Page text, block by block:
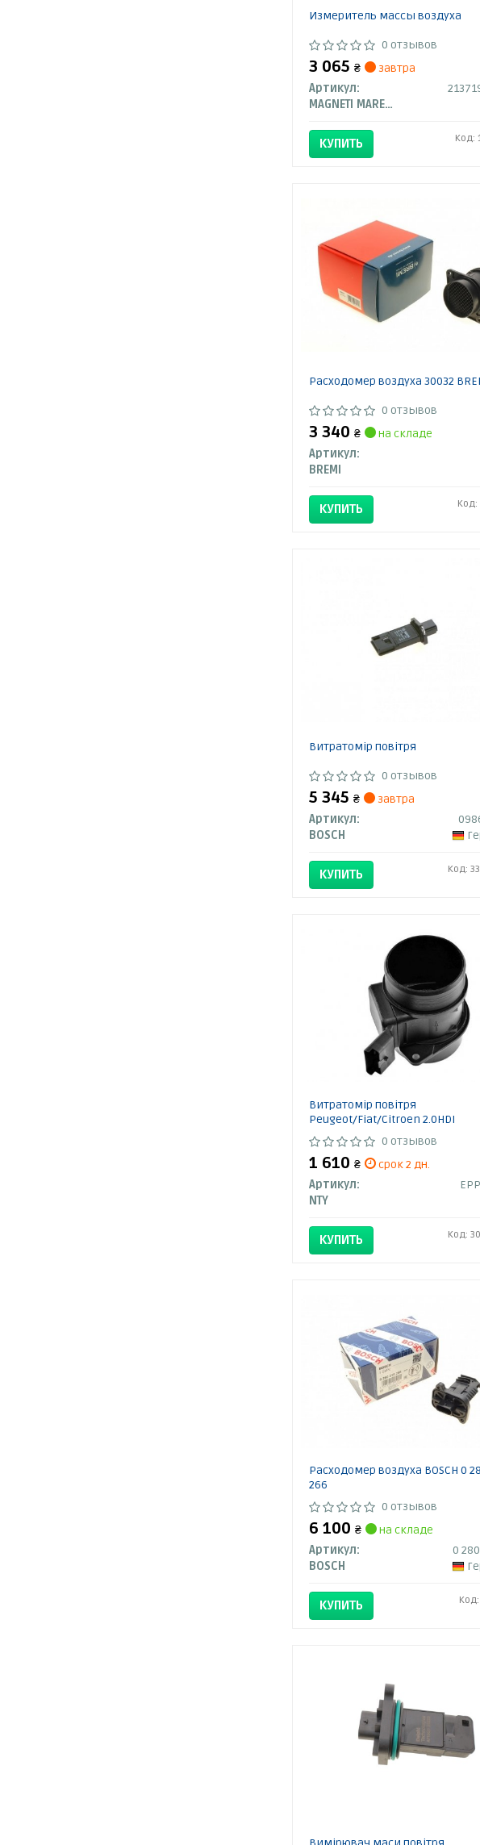
Измеритель массы воздуха
0 отзывов
3 065 ₴
завтра
Артикул:
MAGNETI MARELLI
КУПИТЬ Код:
Расходомер воздуха 30032
0 отзывов
3 340 ₴
на складе
Артикул:
BREMI
КУПИТЬ Код:
Витратомір повітря
0 отзывов
5 345 ₴
завтра
Артикул:
BOSCH
КУПИТЬ Код:
Витратомір повітря
Peugeot/Fiat/Citroen 2.0HDI
0 отзывов
1 610 ₴
срок 2 дн.
Артикул:
NTY
КУПИТЬ Код:
Расходомер воздуха BOSCH 0
266
0 отзывов
6 100 ₴
на складе
Артикул:
0
BOSCH
КУПИТЬ